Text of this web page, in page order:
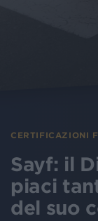
CERTIFICAZIONI
Sayf: il
piaci
del suo